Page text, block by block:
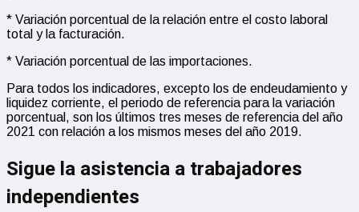
* Variación porcentual de la relación entre el costo laboral
total y la facturación.
* Variación porcentual de las importaciones.
Para todos los indicadores, excepto los de endeudamiento y
liquidez corriente, el periodo de referencia para la variación
porcentual, son los últimos tres meses de referencia del año
2021 con relación a los mismos meses del año 2019.
Sigue la asistencia a trabajadores
independientes